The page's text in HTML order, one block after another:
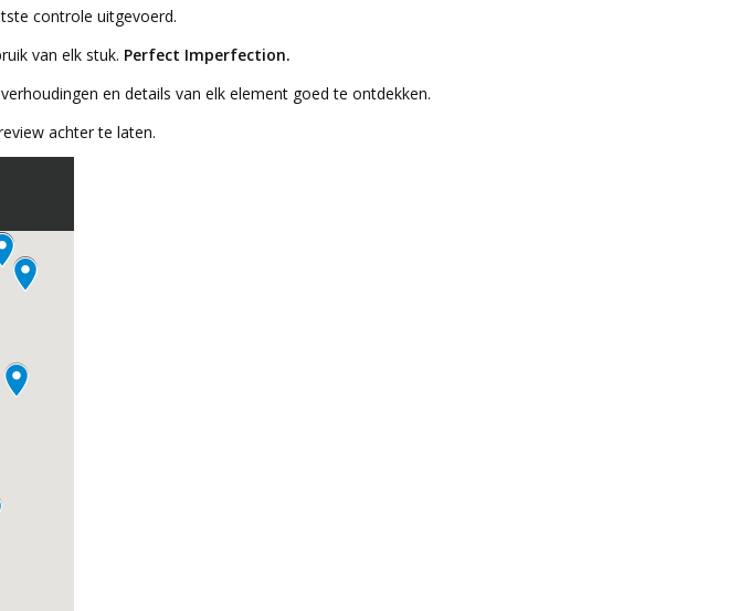
controle uitgevoerd.
van elk stuk. Perfect Imperfection.
en details van elk element goed te ontdekken.
achter te laten.